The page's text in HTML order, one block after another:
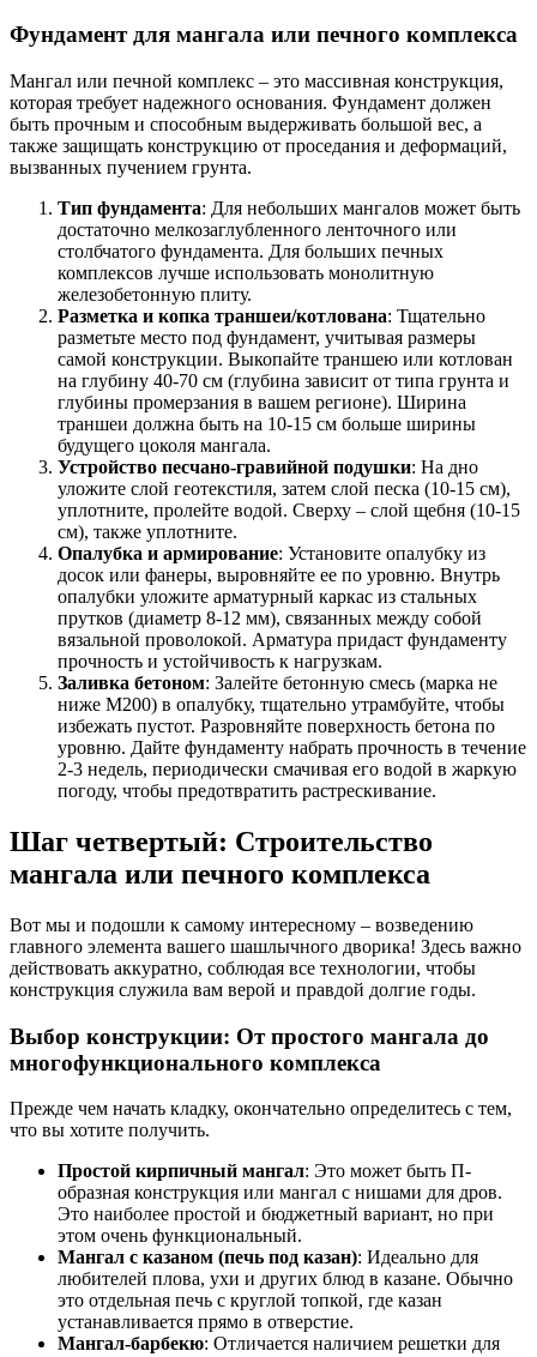
Фундамент для мангала или печного комплекса
Мангал или печной комплекс – это массивная конструкция,
которая требует надежного основания. Фундамент должен
быть прочным и способным выдерживать большой вес, а
также защищать конструкцию от проседания и деформаций,
вызванных пучением грунта.
Тип фундамента: Для небольших мангалов может быть
достаточно мелкозаглубленного ленточного или
столбчатого фундамента. Для больших печных
комплексов лучше использовать монолитную
железобетонную плиту.
Разметка и копка траншеи/котлована: Тщательно
разметьте место под фундамент, учитывая размеры
самой конструкции. Выкопайте траншею или котлован
на глубину 40-70 см (глубина зависит от типа грунта и
глубины промерзания в вашем регионе). Ширина
траншеи должна быть на 10-15 см больше ширины
будущего цоколя мангала.
Устройство песчано-гравийной подушки: На дно
уложите слой геотекстиля, затем слой песка (10-15 см),
уплотните, пролейте водой. Сверху – слой щебня (10-15
см), также уплотните.
Опалубка и армирование: Установите опалубку из
досок или фанеры, выровняйте ее по уровню. Внутрь
опалубки уложите арматурный каркас из стальных
прутков (диаметр 8-12 мм), связанных между собой
вязальной проволокой. Арматура придаст фундаменту
прочность и устойчивость к нагрузкам.
Заливка бетоном: Залейте бетонную смесь (марка не
ниже М200) в опалубку, тщательно утрамбуйте, чтобы
избежать пустот. Разровняйте поверхность бетона по
уровню. Дайте фундаменту набрать прочность в течение
2-3 недель, периодически смачивая его водой в жаркую
погоду, чтобы предотвратить растрескивание.
Шаг четвертый: Строительство
мангала или печного комплекса
Вот мы и подошли к самому интересному – возведению
главного элемента вашего шашлычного дворика! Здесь важно
действовать аккуратно, соблюдая все технологии, чтобы
конструкция служила вам верой и правдой долгие годы.
Выбор конструкции: От простого мангала до
многофункционального комплекса
Прежде чем начать кладку, окончательно определитесь с тем,
что вы хотите получить.
Простой кирпичный мангал: Это может быть П-
образная конструкция или мангал с нишами для дров.
Это наиболее простой и бюджетный вариант, но при
этом очень функциональный.
Мангал с казаном (печь под казан): Идеально для
любителей плова, ухи и других блюд в казане. Обычно
это отдельная печь с круглой топкой, где казан
устанавливается прямо в отверстие.
Мангал-барбекю: Отличается наличием решетки для